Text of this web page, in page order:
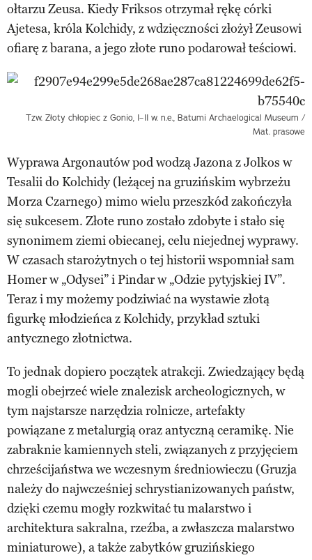
ołtarzu Zeusa. Kiedy Friksos otrzymał rękę córki
Ajetesa, króla Kolchidy, z wdzięczności złożył Zeusowi
ofiarę z barana, a jego złote runo podarował teściowi.
Tzw. Złoty chłopiec z Gonio, I–II w. n.e., Batumi Archaelogical Museum /
Mat. prasowe
Wyprawa Argonautów pod wodzą Jazona z Jolkos w
Tesalii do Kolchidy (leżącej na gruzińskim wybrzeżu
Morza Czarnego) mimo wielu przeszkód zakończyła
się sukcesem. Złote runo zostało zdobyte i stało się
synonimem ziemi obiecanej, celu niejednej wyprawy.
W czasach starożytnych o tej historii wspomniał sam
Homer w „Odysei” i Pindar w „Odzie pytyjskiej IV”.
Teraz i my możemy podziwiać na wystawie złotą
figurkę młodzieńca z Kolchidy, przykład sztuki
antycznego złotnictwa.
To jednak dopiero początek atrakcji. Zwiedzający będą
mogli obejrzeć wiele znalezisk archeologicznych, w
tym najstarsze narzędzia rolnicze, artefakty
powiązane z metalurgią oraz antyczną ceramikę. Nie
zabraknie kamiennych steli, związanych z przyjęciem
chrześcijaństwa we wczesnym średniowieczu (Gruzja
należy do najwcześniej schrystianizowanych państw,
dzięki czemu mogły rozkwitać tu malarstwo i
architektura sakralna, rzeźba, a zwłaszcza malarstwo
miniaturowe), a także zabytków gruzińskiego